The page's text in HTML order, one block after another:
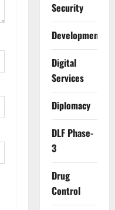
Security
Development
Digital
Services
Diplomacy
DLF Phase-
3
Drug
Control